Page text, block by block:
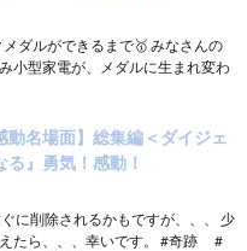
ダルができるまで🥇 みなさんの
小型家電が、メダルに生まれ変わ
動名場面】総集編＜ダイジェ
』勇気！感動！
に削除されるかもですが、、、 少
たら、、、幸いです。 #奇跡 #